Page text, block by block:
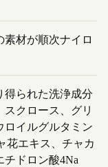
材が順次ナイロ
得られた洗浄成分
クロース、グリ
ロイルグルタミン
花エキス、チャカ
チドロン酸4Na